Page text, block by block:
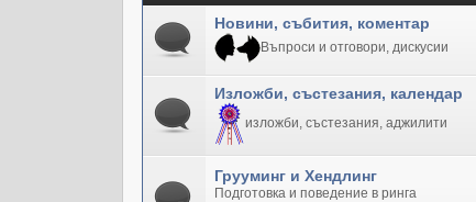
Новини, събития, коментар
Въпроси и отговори, дискусии
Изложби, състезания, календар
изложби, състезания, аджилити
Грууминг и Хендлинг
Подготовка и поведение в ринга